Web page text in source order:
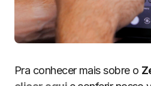
Pra conhecer mais sobre o